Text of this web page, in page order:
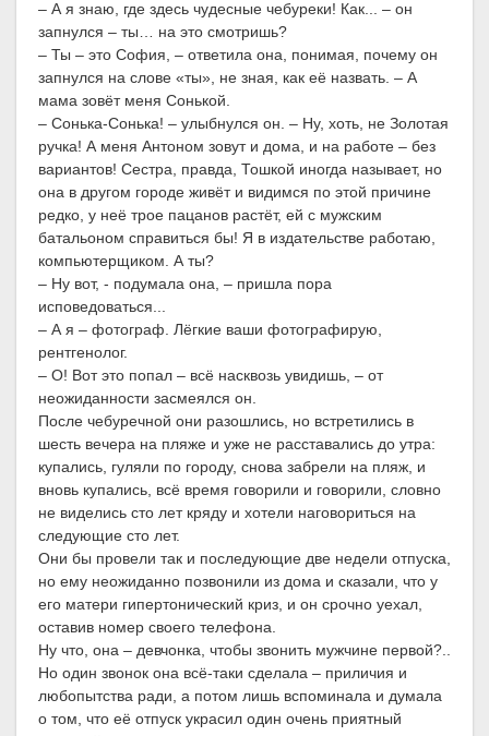
– А я знаю, где здесь чудесные чебуреки! Как... – он
запнулся – ты… на это смотришь?
– Ты – это София, – ответила она, понимая, почему он
запнулся на слове «ты», не зная, как её назвать. – А
мама зовёт меня Сонькой.
– Сонька-Сонька! – улыбнулся он. – Ну, хоть, не Золотая
ручка! А меня Антоном зовут и дома, и на работе – без
вариантов! Сестра, правда, Тошкой иногда называет, но
она в другом городе живёт и видимся по этой причине
редко, у неё трое пацанов растёт, ей с мужским
батальоном справиться бы! Я в издательстве работаю,
компьютерщиком. А ты?
– Ну вот, - подумала она, – пришла пора
исповедоваться...
– А я – фотограф. Лёгкие ваши фотографирую,
рентгенолог.
– О! Вот это попал – всё насквозь увидишь, – от
неожиданности засмеялся он.
После чебуречной они разошлись, но встретились в
шесть вечера на пляже и уже не расставались до утра:
купались, гуляли по городу, снова забрели на пляж, и
вновь купались, всё время говорили и говорили, словно
не виделись сто лет кряду и хотели наговориться на
следующие сто лет.
Они бы провели так и последующие две недели отпуска,
но ему неожиданно позвонили из дома и сказали, что у
его матери гипертонический криз, и он срочно уехал,
оставив номер своего телефона.
Ну что, она – девчонка, чтобы звонить мужчине первой?..
Но один звонок она всё-таки сделала – приличия и
любопытства ради, а потом лишь вспоминала и думала
о том, что её отпуск украсил один очень приятный